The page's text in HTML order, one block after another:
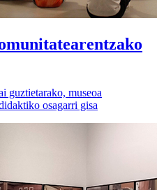
guztietarako, museoa
osagarri gisa